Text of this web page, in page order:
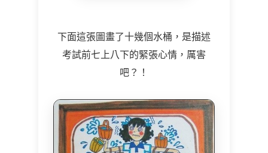
下面這張圖畫了十幾個水桶，是描述
考試前七上八下的緊張心情，厲害
吧？！